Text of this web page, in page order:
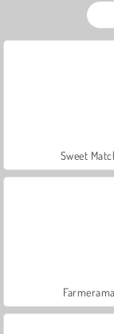
Sweet
Farmerama